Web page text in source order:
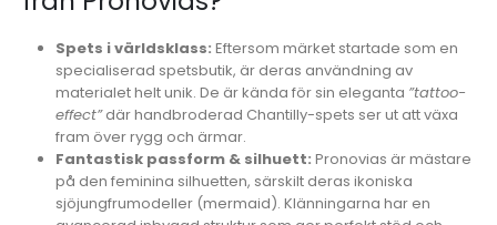
Spets i världsklass: Eftersom märket startade som en
specialiserad spetsbutik, är deras användning av
materialet helt unik. De är kända för sin eleganta ”tattoo-
effect”där handbroderad Chantilly-spets ser ut att växa
fram över rygg och ärmar.
Fantastisk passform & silhuett: Pronovias är mästare
på den feminina silhuetten, särskilt deras ikoniska
sjöjungfrumodeller (mermaid). Klänningarna har en